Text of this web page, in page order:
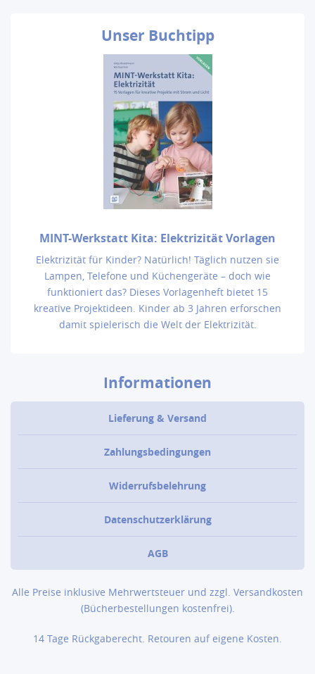
Unser Buchtipp
MINT-Werkstatt Kita: Elektrizität Vorlagen
Elektrizität für Kinder? Natürlich! Täglich nutzen sie
Lampen, Telefone und Küchengeräte – doch wie
funktioniert das? Dieses Vorlagenheft bietet 15
kreative Projektideen. Kinder ab 3 Jahren erforschen
damit spielerisch die Welt der Elektrizität.
Informationen
Lieferung & Versand
Zahlungsbedingungen
Widerrufsbelehrung
Datenschutzerklärung
AGB
Alle Preise inklusive Mehrwertsteuer und zzgl. Versandkosten
(Bücher­bestellungen kostenfrei).
14 Tage Rückgaberecht. Retouren auf eigene Kosten.